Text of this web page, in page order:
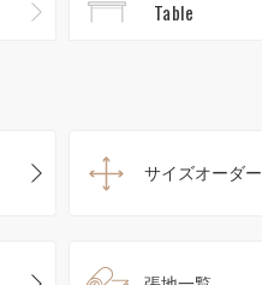
Table
サイズオーダー